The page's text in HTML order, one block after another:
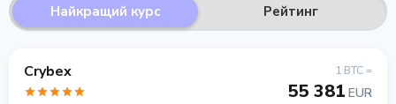
Найкращий курс Рейтинг
Crybex 1 BTC =
55 381 EUR